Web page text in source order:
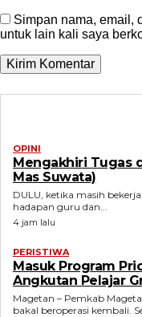
Simpan nama, email,
untuk lain kali saya
OPINI
Mengakhiri Tugas
Mas Suwata)
DULU, ketika masih
hadapan guru dan...
4 jam lalu
PERISTIWA
Masuk Program
Angkutan Pelajar
Magetan – Pemkab
bakal beroperasi kembali.